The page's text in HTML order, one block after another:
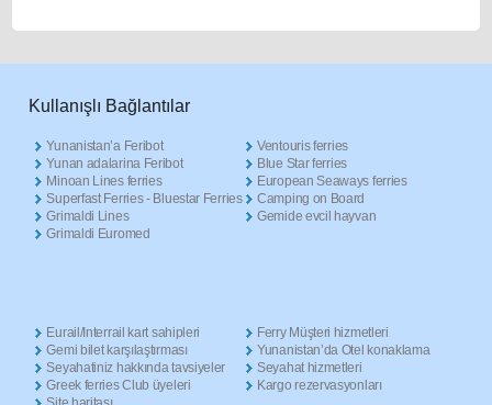
Κullanışlı Βağlantılar
Yunanistan’a Feribot
Yunan adalarina Feribot
Minoan Lines ferries
Superfast Ferries - Bluestar Ferries
Grimaldi Lines
Grimaldi Euromed
Ventouris ferries
Blue Star ferries
European Seaways ferries
Camping on Board
Gemide evcil hayvan
Eurail/Interrail kart sahipleri
Gemi bilet karşılaştırması
Seyahatiniz hakkında tavsiyeler
Greek ferries Club üyeleri
Ferry Müşteri hizmetleri
Yunanistan’da Otel konaklama
Seyahat hizmetleri
Kargo rezervasyonları